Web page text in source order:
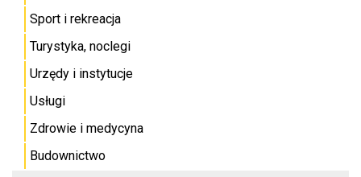
Sport i rekreacja
Turystyka, noclegi
Urzędy i instytucje
Usługi
Zdrowie i medycyna
Budownictwo